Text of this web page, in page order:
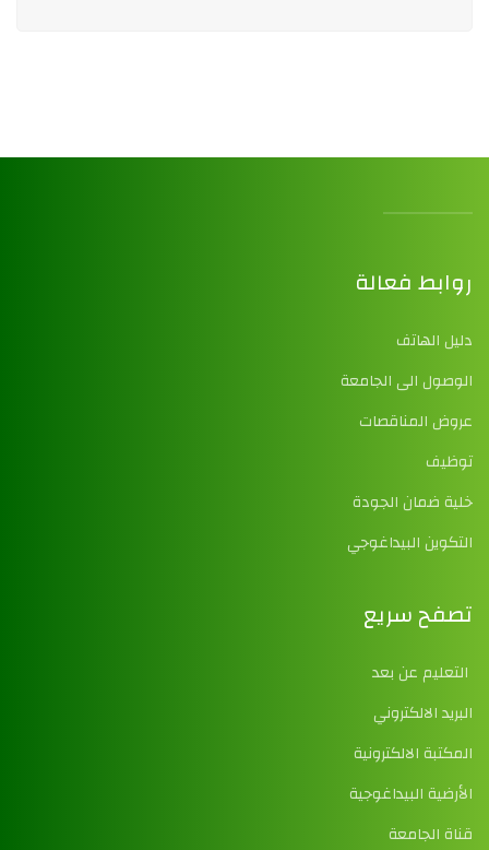
روابط فعالة
دليل الهاتف
الوصول الى الجامعة
عروض المناقصات
توظيف
خلية ضمان الجودة
التكوين البيداغوجي
تصفح سريع
التعليم عن بعد
البريد الالكتروني
المكتبة الالكترونية
الأرضية البيداغوجية
قناة الجامعة